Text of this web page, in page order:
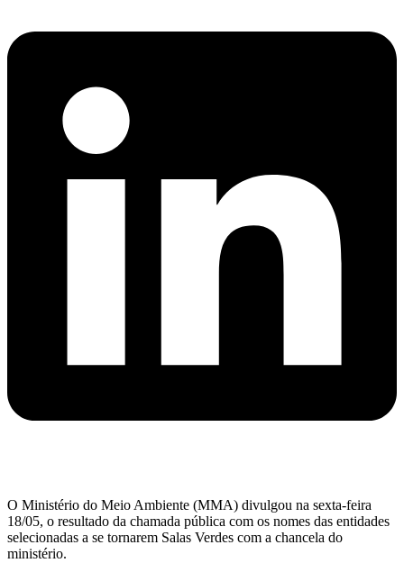
O Ministério do Meio Ambiente (MMA) divulgou na sexta-feira
18/05, o resultado da chamada pública com os nomes das entidades
selecionadas a se tornarem Salas Verdes com a chancela do
ministério.